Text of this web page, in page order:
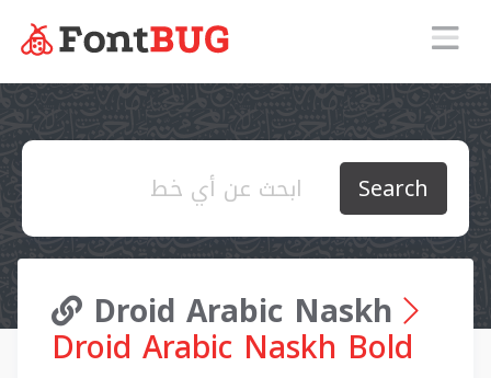
Search
Droid Arabic Naskh
Droid Arabic Naskh Bold